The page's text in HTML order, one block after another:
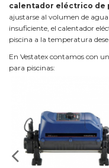
calentador eléctrico de
ajustarse al volumen de
insuficiente, el calentador
piscina a la temperatura
En Vestatex contamos con
para piscinas: